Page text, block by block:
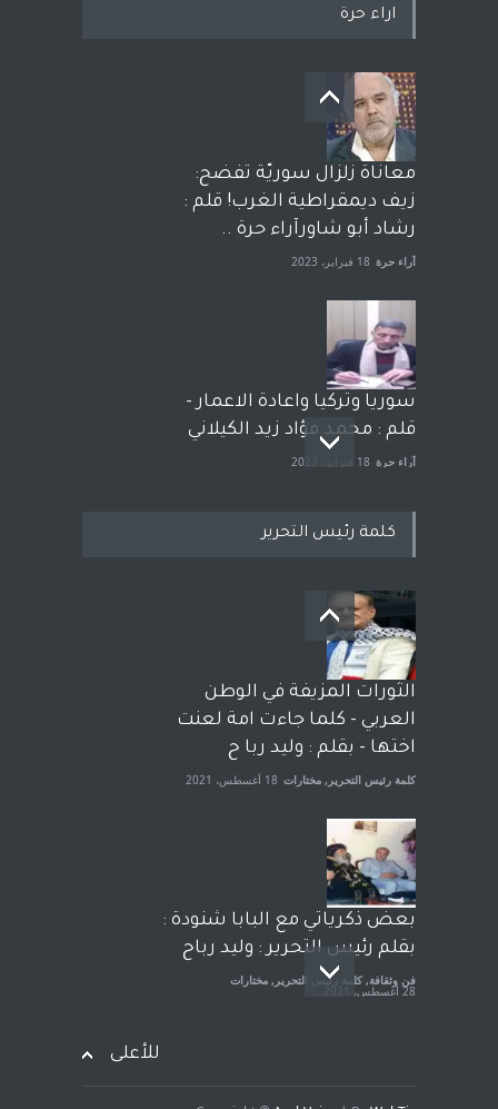
اراء حرة
معاناة زلزال سوريّة تفضح:
زيف ديمقراطية الغرب! قلم :
رشاد أبو شاورآراء حرة ..
آراء حرة 18 فبراير، 2023
سوريا وتركيا واعادة الاعمار -
قلم : محمد فؤاد زيد الكيلاني
آراء حرة 18 فبراير، 2023
بعد معارك قضائية طاحنة كتب
وترافع فيها بنفسه مرة اخرى..
الشيخ طارق يوسف يقهر
الحكومة الأمريكية ، فأعطوه
الجنسية عن يد وهم صاغرون،
آراء حرة مختارات 7 أبريل، 2023
كلمة رئيس التحرير
الثورات المزيفة في الوطن
العربي - كلما جاءت امة لعنت
اختها - بقلم : وليد ربا ح
كلمة رئيس التحرير , مختارات 18 أغسطس، 2021
بعض ذكرياتي مع البابا شنودة :
بقلم رئيس التحرير : وليد رباح
فن وثقافة, كلمة رئيس التحرير , مختارات
28 أغسطس، 2021
للأعلى